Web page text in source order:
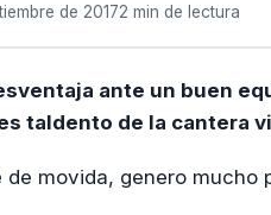
de 20172 min de lectura
ante un buen
taldento de la cantera
movida, genero mucho